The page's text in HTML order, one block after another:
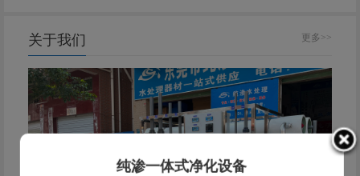
纯渗一体式净化设备
更多>>
关于我们